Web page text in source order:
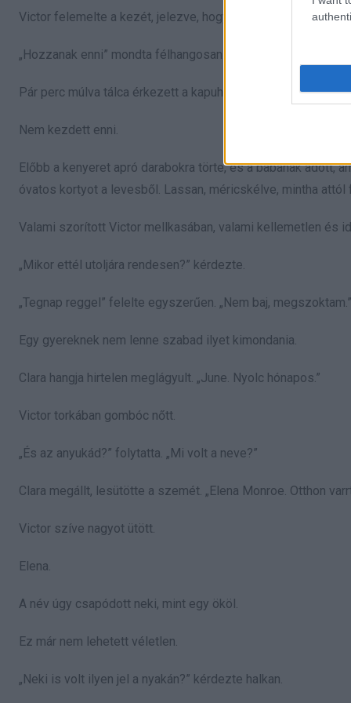
Victor felemelte a kezét, jelezve, hogy a biztonságiak
„Hozzanak enni” mondta félhangosan. „És vizet.”
Pár perc múlva tálca érkezett a kapuhoz. Kenyér, leves,
Nem kezdett enni.
Előbb a kenyeret apró darabokra törte, és a babának adott,
óvatos kortyot a levesből. Lassan, méricskélve, mintha
Valami szorított Victor mellkasában, valami kellemetlen és
„Mikor ettél utoljára rendesen?” kérdezte.
„Tegnap reggel” felelte egyszerűen. „Nem baj, megszoktam.”
Egy gyereknek nem lenne szabad ilyet kimondania.
Clara hangja hirtelen meglágyult. „June. Nyolc hónapos.”
Victor torkában gombóc nőtt.
„És az anyukád?” folytatta. „Mi volt a neve?”
Clara megállt, lesütötte a szemét. „Elena Monroe. Otthon
Victor szíve nagyot ütött.
Elena.
A név úgy csapódott neki, mint egy ököl.
Ez már nem lehetett véletlen.
„Neki is volt ilyen jel a nyakán?” kérdezte halkan.